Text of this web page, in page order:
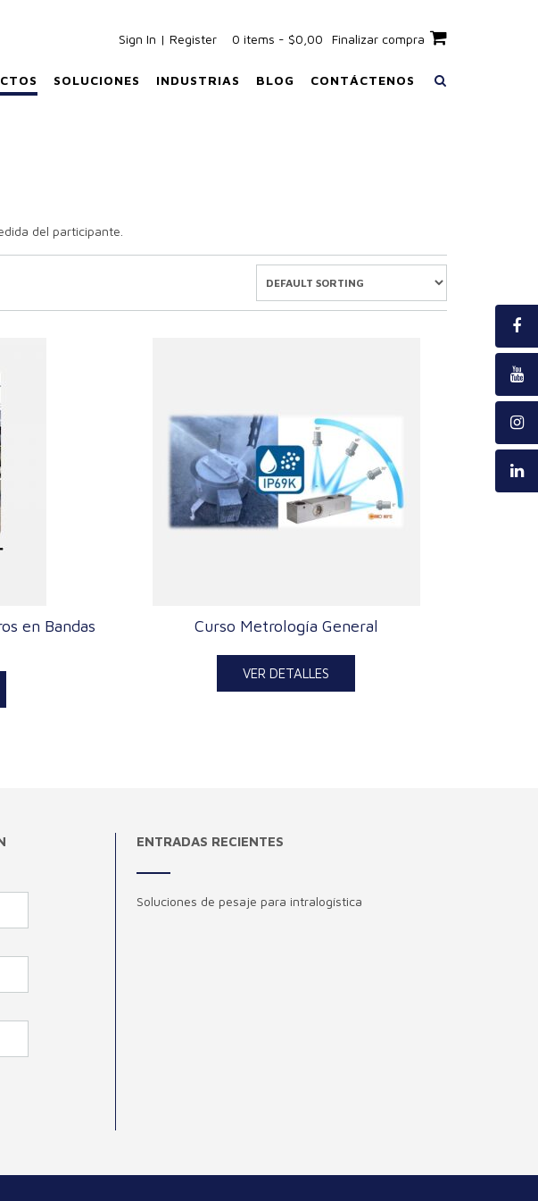
Sign In | Register 0 items - $0,00 Finalizar compra
SOLUCIONES INDUSTRIAS BLOG CONTÁCTENOS
del participante.
en Bandas
Curso Metrología General
VER DETALLES
ENTRADAS RECIENTES
Soluciones de pesaje para intralogística